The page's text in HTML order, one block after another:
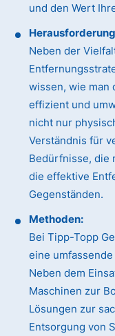
und den Wert
Neben der
wissen, wie man
effizient und
nicht nur
Verständnis für
Bedürfnisse, die
die effektive
Gegenständen.
Methoden:
Bei Tipp-Topp
eine
Neben dem
Maschinen zur
Lösungen zur
Entsorgung von